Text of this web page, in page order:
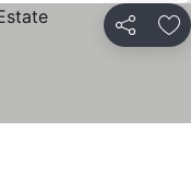
Partager